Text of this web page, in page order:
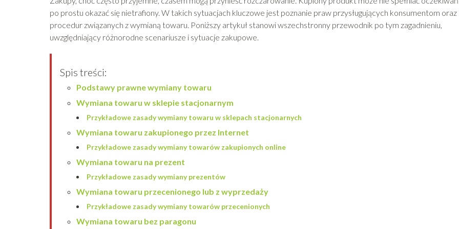
po prostu okazać się nietrafiony. W takich sytuacjach kluczowe jest poznanie praw przysługujących konsumentom oraz
procedur związanych z wymianą towaru. Poniższy artykuł stanowi wszechstronny przewodnik po tym zagadnieniu,
uwzględniający różnorodne scenariusze i sytuacje zakupowe.
Spis treści:
Podstawy prawne wymiany towaru
Wymiana towaru w sklepie stacjonarnym
Przykładowe zasady wymiany towaru w sklepach stacjonarnych
Wymiana towaru zakupionego przez Internet
Przykładowe zasady wymiany towarów zakupionych online
Wymiana towaru na prezent
Przykładowe zasady wymiany prezentów
Wymiana towaru przecenionego lub z wyprzedaży
Przykładowe zasady wymiany towarów przecenionych
Wymiana towaru bez paragonu